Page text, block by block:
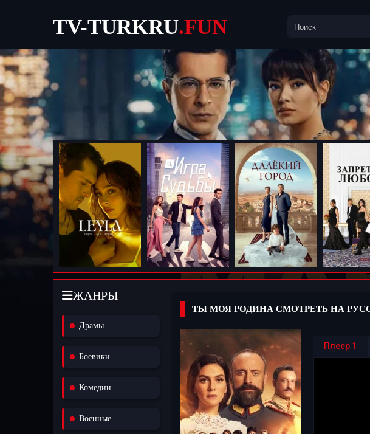
TV-TURKRU.FUN
ЖАНРЫ
Драмы
Боевики
Комедии
Военные
ТЫ МОЯ РОДИНА СМОТРЕТЬ НА
Плеер 1